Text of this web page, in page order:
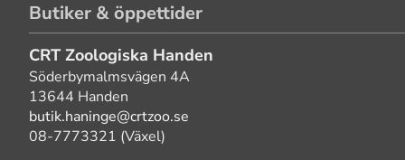
Butiker & öppettider
CRT Zoologiska Handen
Söderbymalmsvägen 4A
13644 Handen
butik.haninge@crtzoo.se
08-7773321 (Växel)